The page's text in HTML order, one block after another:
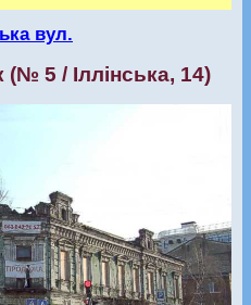
вул.
5 / Іллінська, 14)